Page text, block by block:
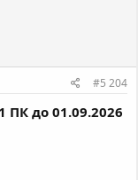
#5 204
ПК до 01.09.2026